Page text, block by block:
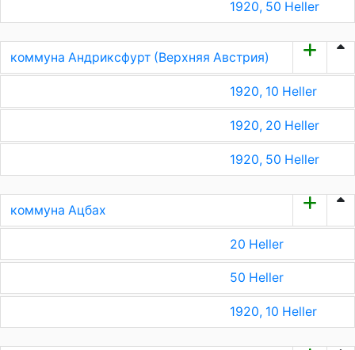
1920, 50 Heller
коммуна Андриксфурт (Верхняя Австрия)
1920, 10 Heller
1920, 20 Heller
1920, 50 Heller
коммуна Ацбах
20 Heller
50 Heller
1920, 10 Heller